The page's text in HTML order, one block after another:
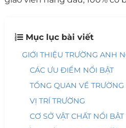
Mục lục bài viết
GIỚI THIỆU TRƯỜNG ANH
CÁC ƯU ĐIỂM NỔI BẬT
TỔNG QUAN VỀ TRƯỜNG
VỊ TRÍ TRƯỜNG
CƠ SỞ VẬT CHẤT NỔI BẬT